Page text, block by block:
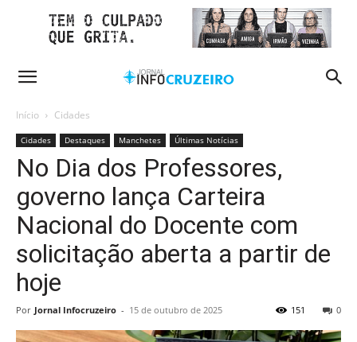
Início Cidades
Cidades Destaques Manchetes Últimas Notícias
No Dia dos Professores,
governo lança Carteira
Nacional do Docente com
solicitação aberta a partir de
hoje
Por Jornal Infocruzeiro - 15 de outubro de 2025 0
151